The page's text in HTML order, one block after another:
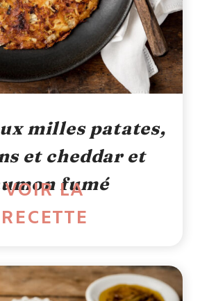
milles patates,
et cheddar et
fumé
VOIR LA
RECETTE